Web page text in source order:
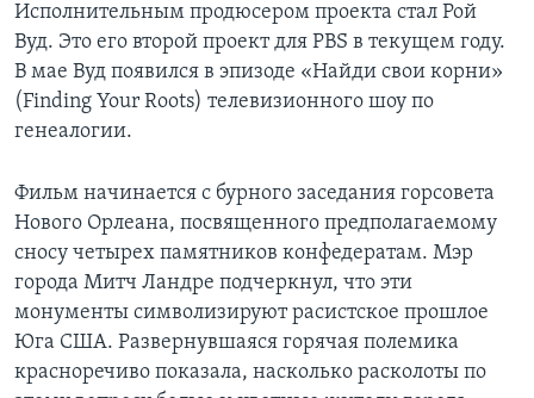
Исполнительным продюсером проекта стал Рой
Вуд. Это его второй проект для PBS в текущем году.
В мае Вуд появился в эпизоде «Найди свои корни»
(Finding Your Roots) телевизионного шоу по
генеалогии.
Фильм начинается с бурного заседания горсовета
Нового Орлеана, посвященного предполагаемому
сносу четырех памятников конфедератам. Мэр
города Митч Ландре подчеркнул, что эти
монументы символизируют расистское прошлое
Юга США. Развернувшаяся горячая полемика
красноречиво показала, насколько расколоты по